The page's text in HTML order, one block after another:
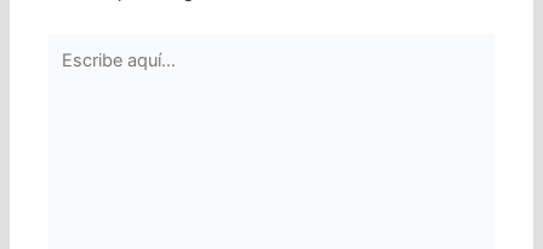
aquí...